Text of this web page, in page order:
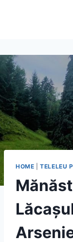
HOME |TELELEU